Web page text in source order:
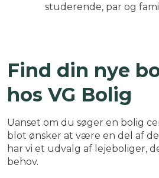
studerende, par og
Find din nye
hos VG Bolig
Uanset om du søger en bolig
blot ønsker at være en del af
har vi et udvalg af lejeboliger,
behov.